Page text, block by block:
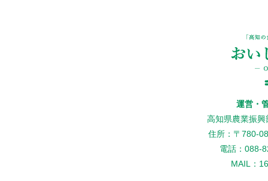
運営・
高知県農業振
住所：〒780-
電話：088-
MAIL：